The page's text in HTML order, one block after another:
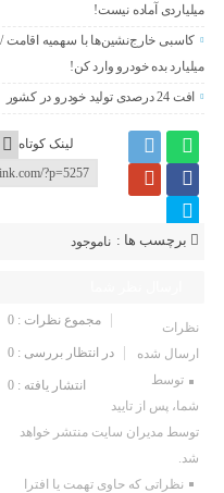
میلیاردی آماده نیست!
میلیارد بده خودرو وارد کن!
افت 24 درصدی تولید خودرو در کشور
لینک کوتاه
برچسب ها : ناموجود
مجموع نظرات : 0
در انتظار بررسی : 0
انتشار یافته : 0
نظرات
ارسال شده
توسط
شما، پس از تایید
توسط مدیران سایت منتشر خواهد
شد.
نظراتی که حاوی تهمت یا افترا